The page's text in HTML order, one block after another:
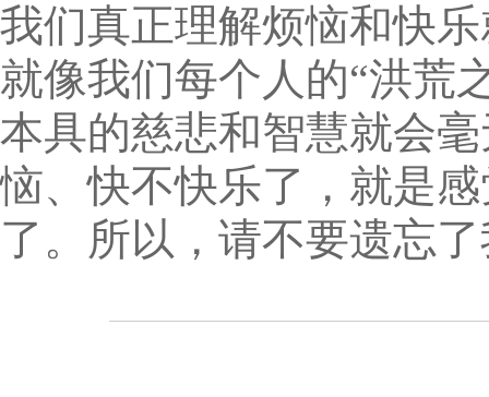
我们真正理解烦恼和快
就像我们每个人的“洪荒
本具的慈悲和智慧就会
恼、快不快乐了，就是
了。所以，请不要遗忘